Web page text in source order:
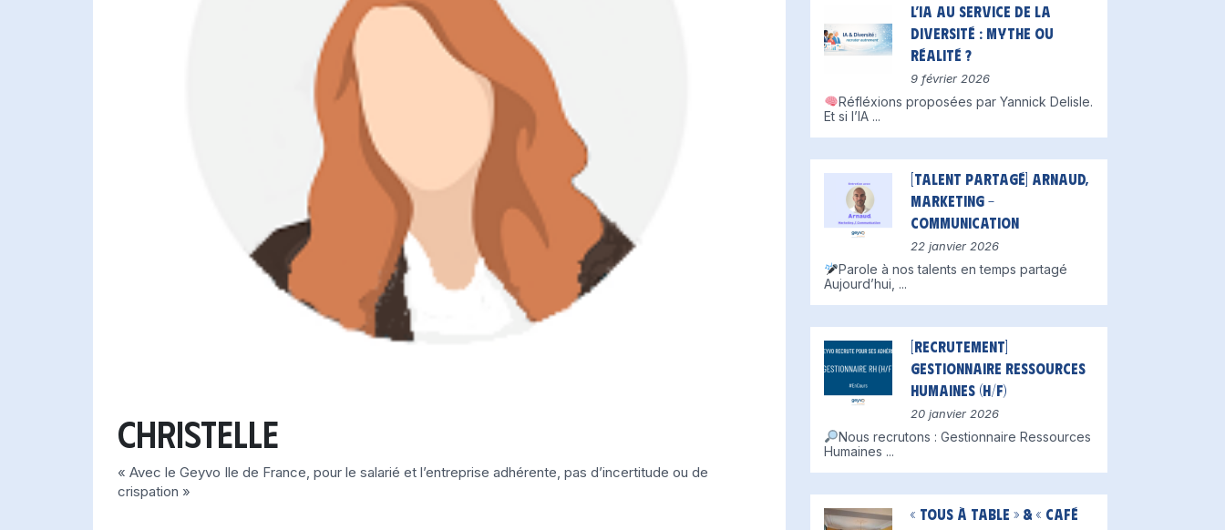
Christelle
« Avec le Geyvo Ile de France, pour le salarié et l’entreprise adhérente, pas d’incertitude ou de
crispation »
L’IA au service de la
diversité : mythe ou
réalité ?
9 février 2026
Réfléxions proposées par Yannick Delisle.
Et si l’IA ...
[Talent partagé] Arnaud,
Marketing –
Communication
22 janvier 2026
Parole à nos talents en temps partagé
Aujourd’hui, ...
[Recrutement]
Gestionnaire Ressources
Humaines (H/F)
20 janvier 2026
Nous recrutons : Gestionnaire Ressources
Humaines ...
« Tous à table » & « Café